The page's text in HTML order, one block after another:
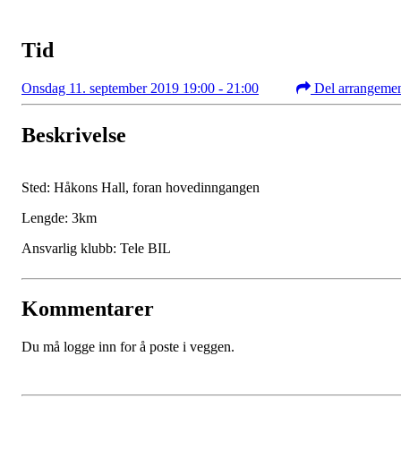
Tid
Onsdag 11. september 2019 19:00 - 21:00 Del
Beskrivelse
Sted: Håkons Hall, foran hovedinngangen
Lengde: 3km
Ansvarlig klubb: Tele BIL
Kommentarer
Du må logge inn for å poste i veggen.